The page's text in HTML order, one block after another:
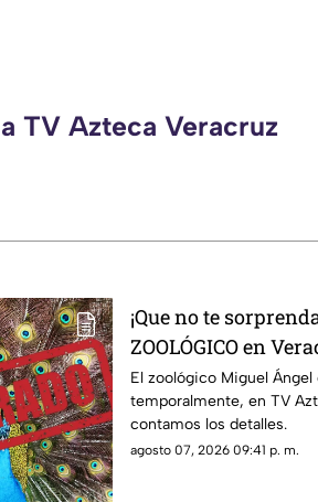
TV Azteca Veracruz
¡Que no te
ZOOLÓGICO en
definitivo?
El zoológico Miguel
temporalmente, en TV
contamos los detalles.
agosto 07, 2026 09:41 p. m.